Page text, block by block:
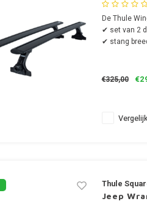
De Thule
✔ set van 2
✔ stang
€325,00
Vergelijk
Thule
Jeep